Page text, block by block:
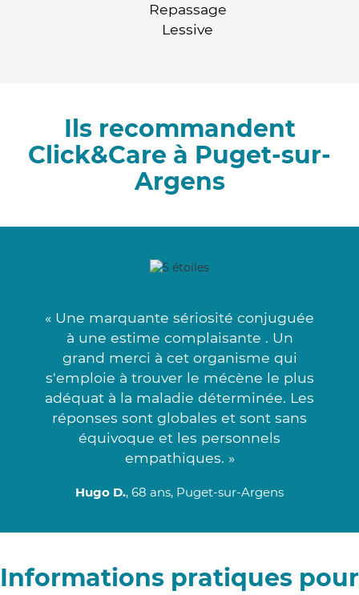
Repassage
Lessive
Ils recommandent
Click&Care à Puget-sur-
Argens
« Une marquante sériosité conjuguée
à une estime complaisante . Un
grand merci à cet organisme qui
s'emploie à trouver le mécène le plus
adéquat à la maladie déterminée. Les
réponses sont globales et sont sans
équivoque et les personnels
empathiques. »
Hugo D., 68 ans, Puget-sur-Argens
Informations pratiques pour